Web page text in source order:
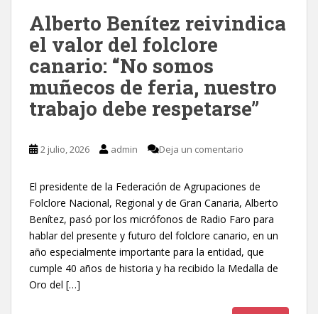
Alberto Benítez reivindica
el valor del folclore
canario: “No somos
muñecos de feria, nuestro
trabajo debe respetarse”
2 julio, 2026 admin Deja un comentario
El presidente de la Federación de Agrupaciones de
Folclore Nacional, Regional y de Gran Canaria, Alberto
Benítez, pasó por los micrófonos de Radio Faro para
hablar del presente y futuro del folclore canario, en un
año especialmente importante para la entidad, que
cumple 40 años de historia y ha recibido la Medalla de
Oro del […]